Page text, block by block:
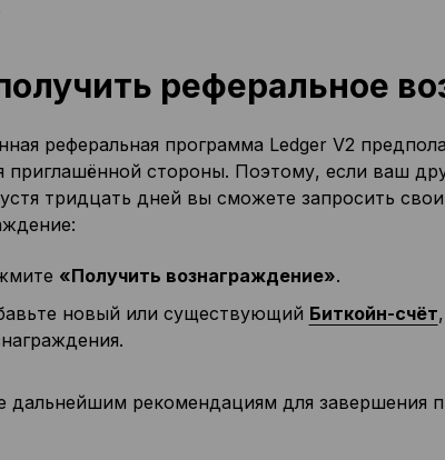
реферальное
реферальная программа Ledger V2
приглашённой стороны. Поэтому, если ваш
тридцать дней вы сможете запросить
«Получить вознаграждение».
новый или существующий Биткойн-счёт
дальнейшим рекомендациям для завершения